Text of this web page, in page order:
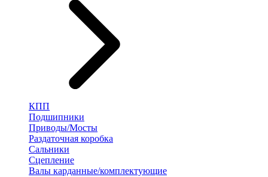
КПП
Подшипники
Приводы/Мосты
Раздаточная коробка
Сальники
Сцепление
Валы карданные/комплектующие